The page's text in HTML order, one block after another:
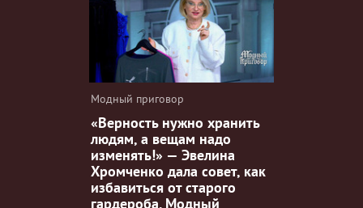
Модный приговор
«Верность нужно хранить
людям, а вещам надо
изменять!» — Эвелина
Хромченко дала совет, как
избавиться от старого
гардероба. Модный